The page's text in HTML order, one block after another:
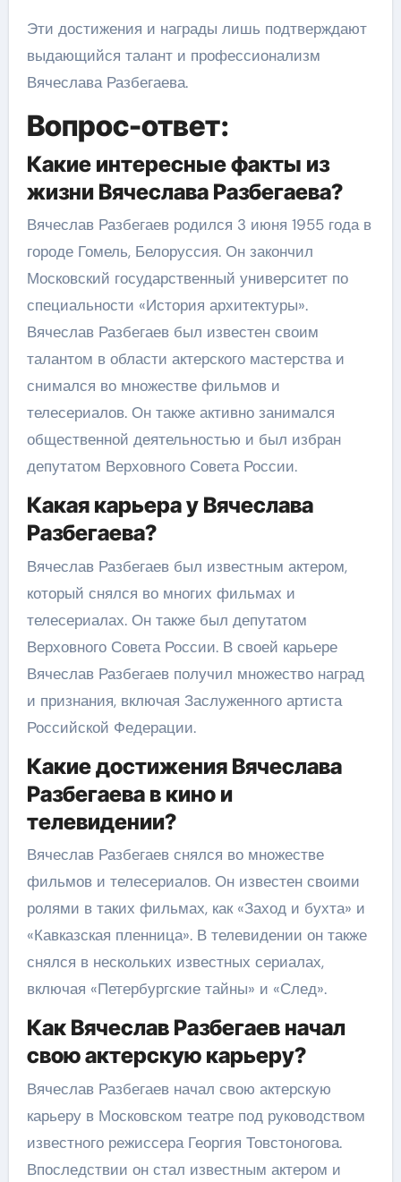
Эти достижения и награды лишь подтверждают
выдающийся талант и профессионализм
Вячеслава Разбегаева.
Вопрос-ответ:
Какие интересные факты из
жизни Вячеслава Разбегаева?
Вячеслав Разбегаев родился 3 июня 1955 года в
городе Гомель, Белоруссия. Он закончил
Московский государственный университет по
специальности «История архитектуры».
Вячеслав Разбегаев был известен своим
талантом в области актерского мастерства и
снимался во множестве фильмов и
телесериалов. Он также активно занимался
общественной деятельностью и был избран
депутатом Верховного Совета России.
Какая карьера у Вячеслава
Разбегаева?
Вячеслав Разбегаев был известным актером,
который снялся во многих фильмах и
телесериалах. Он также был депутатом
Верховного Совета России. В своей карьере
Вячеслав Разбегаев получил множество наград
и признания, включая Заслуженного артиста
Российской Федерации.
Какие достижения Вячеслава
Разбегаева в кино и
телевидении?
Вячеслав Разбегаев снялся во множестве
фильмов и телесериалов. Он известен своими
ролями в таких фильмах, как «Заход и бухта» и
«Кавказская пленница». В телевидении он также
снялся в нескольких известных сериалах,
включая «Петербургские тайны» и «След».
Как Вячеслав Разбегаев начал
свою актерскую карьеру?
Вячеслав Разбегаев начал свою актерскую
карьеру в Московском театре под руководством
известного режиссера Георгия Товстоногова.
Впоследствии он стал известным актером и